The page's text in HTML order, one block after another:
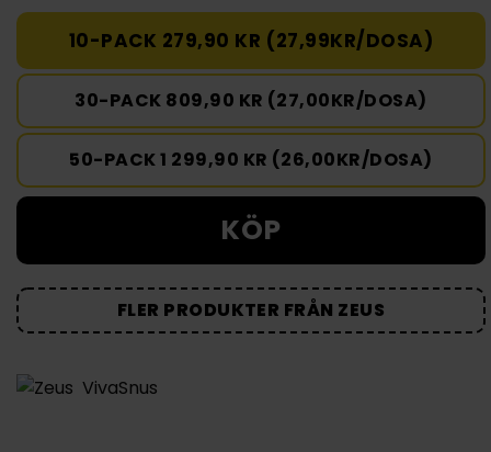
10-PACK 279,90 KR (27,99KR/DOSA)
30-PACK 809,90 KR (27,00KR/DOSA)
50-PACK 1 299,90 KR (26,00KR/DOSA)
KÖP
FLER PRODUKTER FRÅN ZEUS
VivaSnus